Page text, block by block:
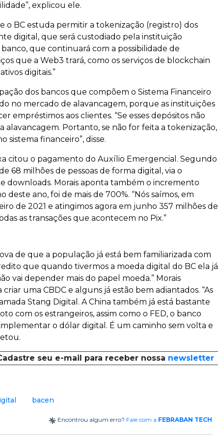
explicou ele.
o BC estuda permitir a tokenização (registro) dos
digital, que será custodiado pela instituição
banco, que continuará com a possibilidade de
que a Web3 trará, como os serviços de blockchain
digitais.”
dos bancos que compõem o Sistema Financeiro
no mercado de alavancagem, porque as instituições
empréstimos aos clientes. “Se esses depósitos não
Portanto, se não for feita a tokenização,
financeiro”, disse.
citou o pagamento do Auxílio Emergencial. Segundo
68 milhões de pessoas de forma digital, via o
downloads. Morais aponta também o incremento
ano, foi de mais de 700%. “Nós saímos, em
de 2021 e atingimos agora em junho 357 milhões de
as transações que acontecem no Pix.”
de que a população já está bem familiarizada com
que quando tivermos a moeda digital do BC ela já
vai depender mais do papel moeda.” Morais
uma CBDC e alguns já estão bem adiantados. “As
Stang Digital. A China também já está bastante
com os estrangeiros, assim como o FED, o banco
o dólar digital. É um caminho sem volta e
seu e-mail para receber nossa newsletter
bacen
Encontrou algum erro? Fale com a FEBRABAN TECH